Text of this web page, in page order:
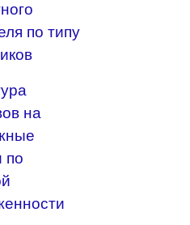
по типу
на
по